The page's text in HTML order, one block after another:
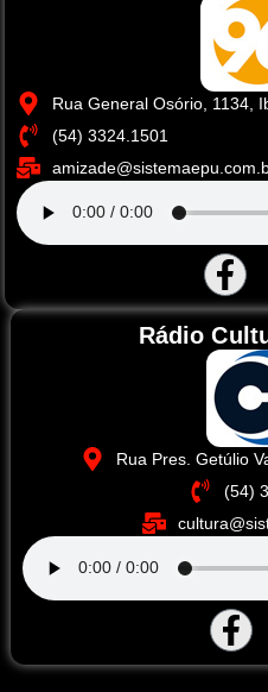
Rua General Osório, 1134,
(54) 3324.1501
Rádio
Rua Pres. Getúlio
(54)